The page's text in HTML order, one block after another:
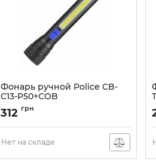
Фонарь ручной Police CB-
C13-P50+COB
Артикул:CB-C13-P50+COB
312 грн
Нет на складе